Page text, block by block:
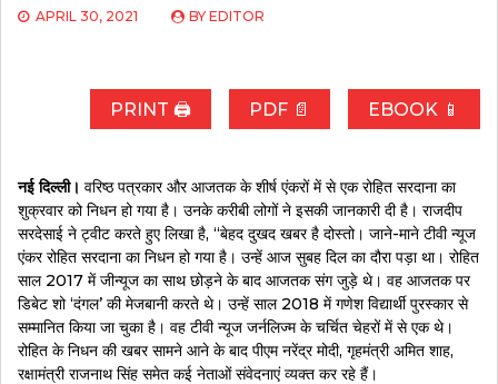
APRIL 30, 2021 BY EDITOR
PRINT 🖨 PDF 📄 EBOOK 📱
नई दिल्ली। वरिष्ठ पत्रकार और आजतक के शीर्ष एंकरों में से एक रोहित सरदाना का
शुक्रवार को निधन हो गया है। उनके करीबी लोगों ने इसकी जानकारी दी है। राजदीप
सरदेसाई ने ट्वीट करते हुए लिखा है, “बेहद दुखद खबर है दोस्तो। जाने-माने टीवी न्यूज
एंकर रोहित सरदाना का निधन हो गया है। उन्हें आज सुबह दिल का दौरा पड़ा था। रोहित
साल 2017 में जीन्यूज का साथ छोड़ने के बाद आजतक संग जुड़े थे। वह आजतक पर
डिबेट शो ‘दंगल’ की मेजबानी करते थे। उन्हें साल 2018 में गणेश विद्यार्थी पुरस्कार से
सम्मानित किया जा चुका है। वह टीवी न्यूज जर्नलिज्म के चर्चित चेहरों में से एक थे।
रोहित के निधन की खबर सामने आने के बाद पीएम नरेंद्र मोदी, गृहमंत्री अमित शाह,
रक्षामंत्री राजनाथ सिंह समेत कई नेताओं संवेदनाएं व्यक्त कर रहे हैं।